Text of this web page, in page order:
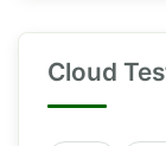
Cloud